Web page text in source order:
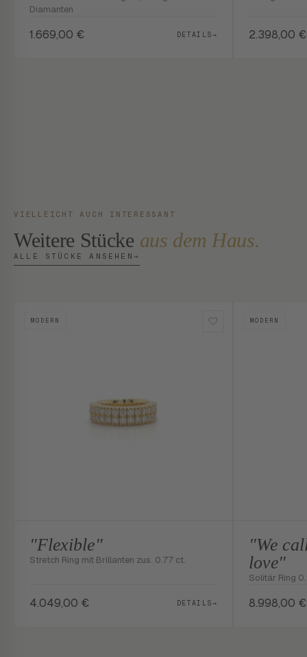
Diamanten
1.669,00 € DETAILS→ 2.398,00 €
VIELLEICHT AUCH INTERESSANT
Weitere Stücke aus dem Haus.
ALLE STÜCKE ANSEHEN →
MODERN
"Flexible"
Stretch Ring mit Brillanten zus. 0.77 ct.
4.049,00 € DETAILS→
MODERN
"We
love"
Solitär Ring
8.998,00 €